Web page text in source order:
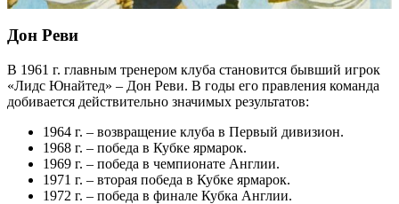
Дон Реви
В 1961 г. главным тренером клуба становится бывший игрок
«Лидс Юнайтед» – Дон Реви. В годы его правления команда
добивается действительно значимых результатов:
1964 г. – возвращение клуба в Первый дивизион.
1968 г. – победа в Кубке ярмарок.
1969 г. – победа в чемпионате Англии.
1971 г. – вторая победа в Кубке ярмарок.
1972 г. – победа в финале Кубка Англии.